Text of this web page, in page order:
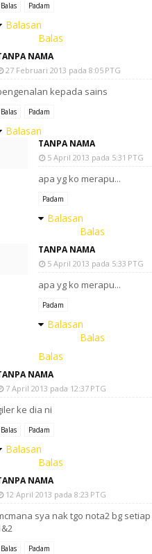
Balas Padam
Balasan
Balas
NAMA
27 Februari 2013 pada 8:05 PTG
kepada sains
Balas Padam
Balasan
TANPA NAMA
5 April 2013 pada 5:31 PTG
apa yg ko merapu...
Padam
Balasan
Balas
TANPA NAMA
5 April 2013 pada 5:33 PTG
apa yg ko merapu...
Padam
Balasan
Balas
Balas
NAMA
7 April 2013 pada 12:37 PTG
ke dia ni
Balas Padam
Balasan
Balas
NAMA
12 April 2013 pada 8:23 PTG
sya nak tgo nota2 bg
Balas Padam